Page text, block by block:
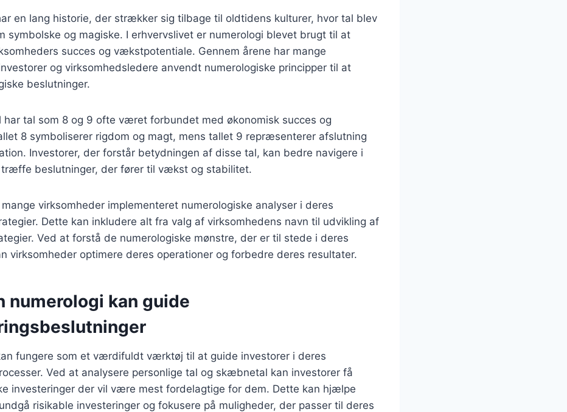
en lang historie, der strækker sig tilbage til oldtidens kulturer, hvor tal blev
symbolske og magiske. I erhvervslivet er numerologi blevet brugt til at
succes og vækstpotentiale. Gennem årene har mange
og virksomhedsledere anvendt numerologiske principper til at
beslutninger.
har tal som 8 og 9 ofte været forbundet med økonomisk succes og
8 symboliserer rigdom og magt, mens tallet 9 repræsenterer afslutning
Investorer, der forstår betydningen af disse tal, kan bedre navigere i
træffe beslutninger, der fører til vækst og stabilitet.
virksomheder implementeret numerologiske analyser i deres
Dette kan inkludere alt fra valg af virksomhedens navn til udvikling af
Ved at forstå de numerologiske mønstre, der er til stede i deres
virksomheder optimere deres operationer og forbedre deres resultater.
numerologi kan guide
fungere som et værdifuldt værktøj til at guide investorer i deres
Ved at analysere personlige tal og skæbnetal kan investorer få
investeringer der vil være mest fordelagtige for dem. Dette kan hjælpe
risikable investeringer og fokusere på muligheder, der passer til deres